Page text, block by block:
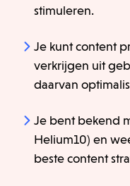
stimuleren.
Je kunt content
verkrijgen uit
daarvan
Je bent bekend
Helium10) en
beste content